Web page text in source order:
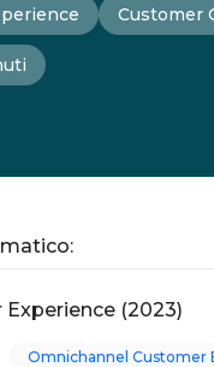
Customer
(2023)
Omnichannel Customer